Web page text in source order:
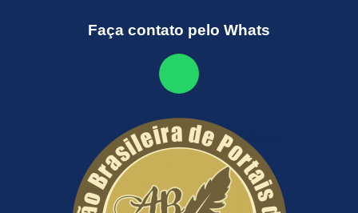
Faça contato pelo Whats